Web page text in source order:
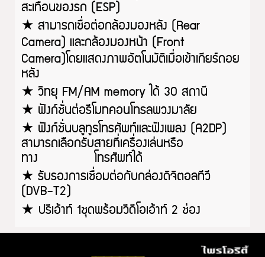
สะเทือนของรถ (ESP)
★ สามารถเชื่อต่อกล้องมองหลัง ( Rear
Camera) และกล้องมองหน้า (Front
Camera)โดยแสดงภาพอัตโนมัติเมื่อเข้าเกียร์ถอย
หลัง
★ วิทยุ FM/AM memory ได้ 30 สถานี
★ ฟังก์ชั่นต่อรีโมทคอนโทรลพวงมาลัย
★ ฟังก์ชั่นบลูทูธโทรศัพท์และฟังเพลง (A2DP)
สามารถเลือกรับสายที่เครื่องเล่นหรือ
ทาง โทรศัพท์ได้
★ รับรองการเชื่อมต่อกับกล่องดิจิตอลทีวี
(DVB-T2)
★ ปรีเอ้าท์ 1ชุดพร้อมวีดีโอเอ้าท์ 2 ช่อง